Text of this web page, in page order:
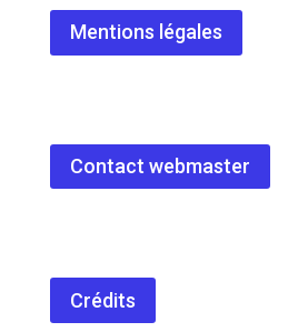
Mentions légales
Contact webmaster
Crédits